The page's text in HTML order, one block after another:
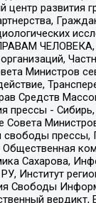
центр развития
ЧЕЛОВЕКА,
Министров
Средств
прессы -
Совета
прессы,
Общественная
Сахарова,
Институт
Свободы
вердикт,